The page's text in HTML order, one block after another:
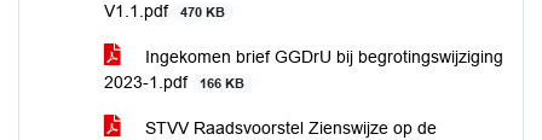
V1.1.pdf
470 KB
Ingekomen brief GGDrU bij begrotingswijziging
2023-1.pdf
166 KB
STVV Raadsvoorstel Zienswijze op de